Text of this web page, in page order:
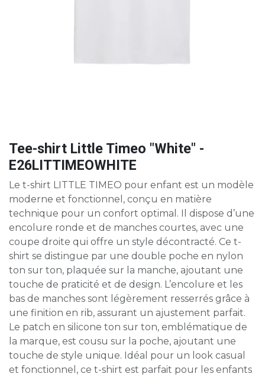
Tee-shirt Little Timeo "White" -
E26LITTIMEOWHITE
Le t-shirt LITTLE TIMEO pour enfant est un modèle
moderne et fonctionnel, conçu en matière
technique pour un confort optimal. Il dispose d’une
encolure ronde et de manches courtes, avec une
coupe droite qui offre un style décontracté. Ce t-
shirt se distingue par une double poche en nylon
ton sur ton, plaquée sur la manche, ajoutant une
touche de praticité et de design. L’encolure et les
bas de manches sont légèrement resserrés grâce à
une finition en rib, assurant un ajustement parfait.
Le patch en silicone ton sur ton, emblématique de
la marque, est cousu sur la poche, ajoutant une
touche de style unique. Idéal pour un look casual
et fonctionnel, ce t-shirt est parfait pour les enfants